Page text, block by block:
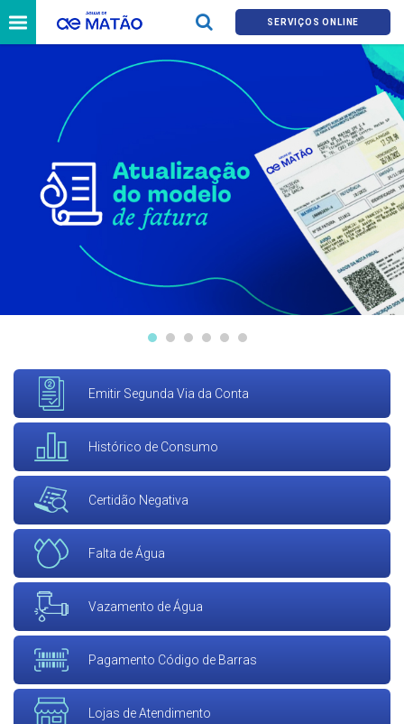
SERVIÇOS ONLINE
Emitir Segunda Via da Conta
Histórico de Consumo
Certidão Negativa
Falta de Água
Vazamento de Água
Pagamento Código de Barras
Lojas de Atendimento